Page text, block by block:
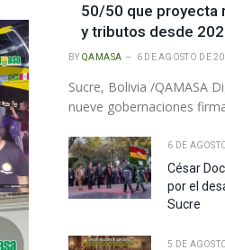
50/50 que proyecta
y tributos desde
BY QAMASA 6 DE AGOSTO DE
Sucre, Bolivia /QAMASA
nueve gobernaciones
6 DE
César
por el
Sucre
5 DE